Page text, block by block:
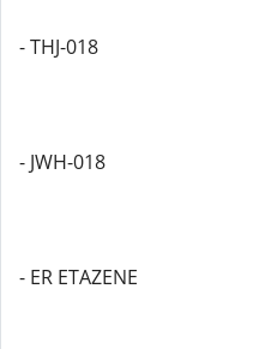
- THJ-018
- JWH-018
- ER ETAZENE